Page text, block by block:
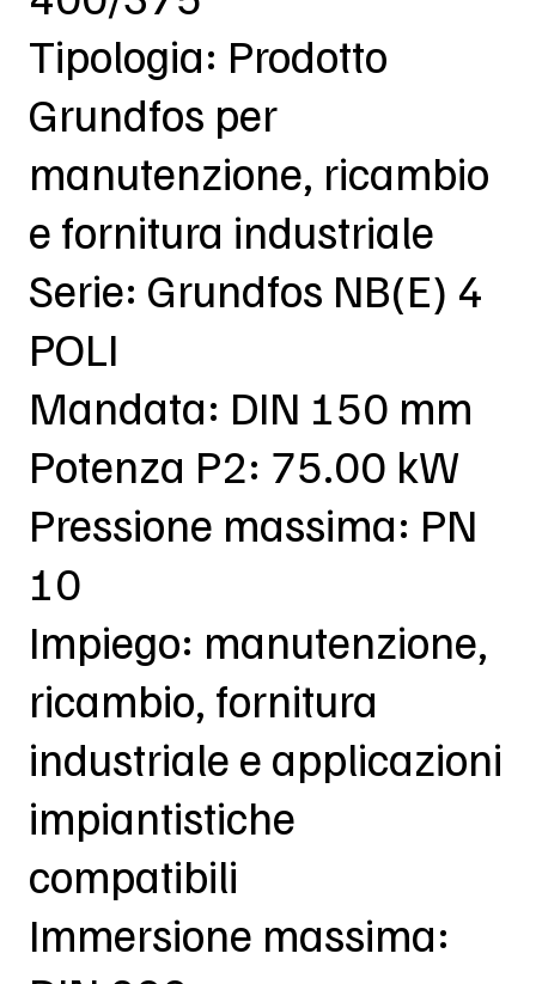
Tipologia: Prodotto
Grundfos per
manutenzione, ricambio
e fornitura industriale
Serie: Grundfos NB(E) 4
POLI
Mandata: DIN 150 mm
Potenza P2: 75.00 kW
Pressione massima: PN
10
Impiego: manutenzione,
ricambio, fornitura
industriale e applicazioni
impiantistiche
compatibili
Immersione massima: